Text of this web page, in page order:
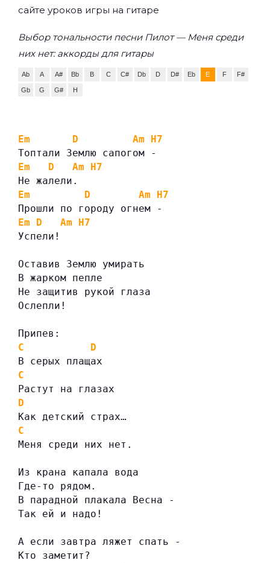
сайте уроков игры на гитаре
Выбор тональности песни Пилот — Меня среди
них нет: аккорды для гитары
Ab A A# Bb B C C# Db D D# Eb E F F#
Gb G G# H
Em D Am
H7
Топтали Землю сапогом -
Em
D Am
H7
Не жалели.
Em
D Am
H7
Прошли по городу огнем -
Em
D Am
H7
Успели!
Оставив Землю умирать
В жарком пепле
Не защитив рукой глаза
Ослепли!
Припев:
C
D
В серых плащах
C
Растут на глазах
D
Как детский страх…
C
Меня среди них нет.
Из крана капала вода
Где-то рядом.
В парадной плакала Весна -
Так ей и надо!
А если завтра ляжет спать -
Кто заметит?